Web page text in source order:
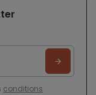
conditions